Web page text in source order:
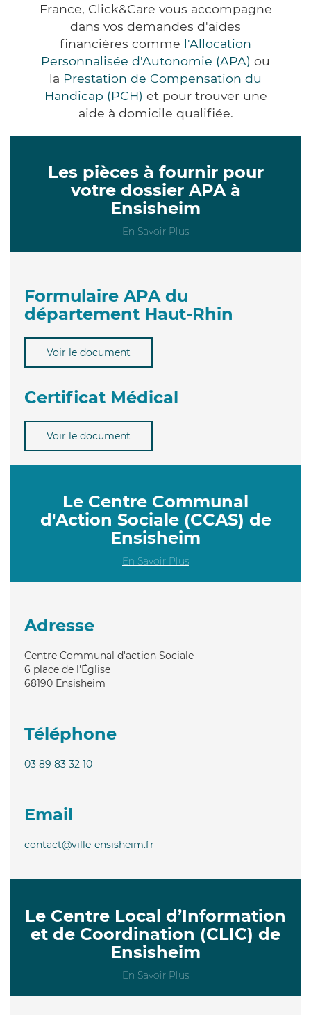
France, Click&Care vous accompagne
dans vos demandes d'aides
financières comme l'Allocation
Personnalisée d'Autonomie (APA) ou
la Prestation de Compensation du
Handicap (PCH) et pour trouver une
aide à domicile qualifiée.
Les pièces à fournir pour
votre dossier APA à
Ensisheim
En Savoir Plus
Formulaire APA du
département Haut-Rhin
Voir le document
Certificat Médical
Voir le document
Le Centre Communal
d'Action Sociale (CCAS) de
Ensisheim
En Savoir Plus
Adresse
Centre Communal d'action Sociale
6 place de l'Église
68190 Ensisheim
Téléphone
03 89 83 32 10
Email
contact@ville-ensisheim.fr
Le Centre Local d’Information
et de Coordination (CLIC) de
Ensisheim
En Savoir Plus